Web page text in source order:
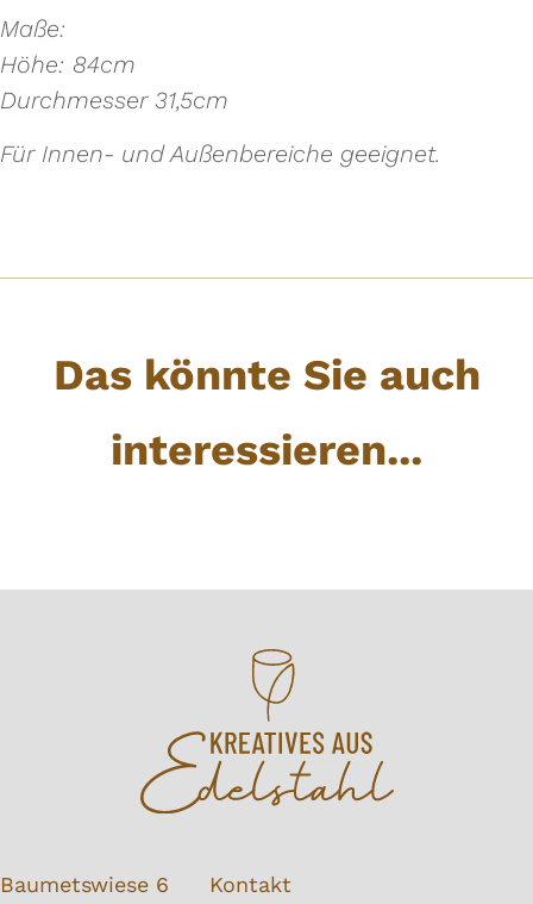
Maße:
Höhe: 84cm
Durchmesser 31,5cm
Für Innen- und Außenbereiche geeignet.
Das könnte Sie auch
interessieren...
Baumetswiese 6
Kontakt